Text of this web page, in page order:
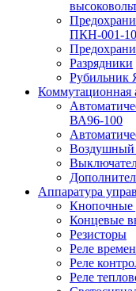
ПКН-001-10
Разрядники
Коммутационная
ВА96-100
Воздушный
Аппаратура
Кнопочные
Концевые
Резисторы
Реле
Реле
Реле